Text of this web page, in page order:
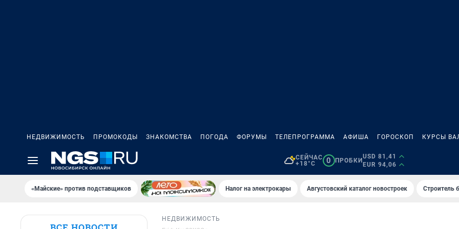
НЕДВИЖИМОСТЬ ПРОМОКОДЫ ЗНАКОМСТВА ПОГОДА ФОРУМЫ ТЕЛЕПРОГРАММА АФИША ГОРОСКОП КУРСЫ
СЕЙЧАС
+18°C
0 ПРОБКИ
USD 81,41
EUR 94,06
«Майские» против подставщиков Налог на электрокары Августовский каталог новостроек Строитель
НЕДВИЖИМОСТЬ